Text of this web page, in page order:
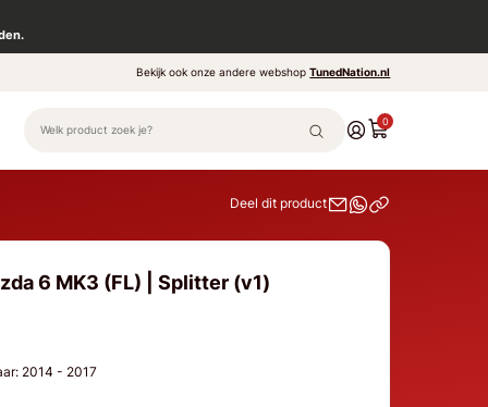
Bekijk ook onze andere webshopTunedNation.nl
0
Deel dit product
6 MK3 (FL) | Splitter (v1)
2014 - 2017